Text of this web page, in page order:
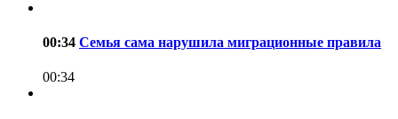
00:34 Семья сама нарушила миграционные правила
00:34